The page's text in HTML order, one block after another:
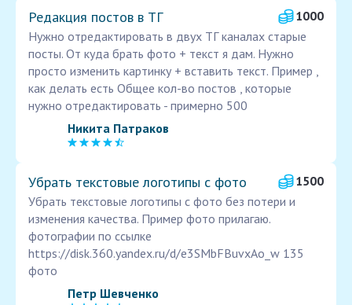
Редакция постов в ТГ
1000
Нужно отредактировать в двух ТГ каналах старые
посты. От куда брать фото + текст я дам. Нужно
просто изменить картинку + вставить текст. Пример ,
как делать есть Общее кол-во постов , которые
нужно отредактировать - примерно 500
Никита Патраков
Убрать текстовые логотипы с фото
1500
Убрать текстовые логотипы с фото без потери и
изменения качества. Пример фото прилагаю.
фотографии по ссылке
https://disk.360.yandex.ru/d/e3SMbFBuvxAo_w 135
фото
Петр Шевченко